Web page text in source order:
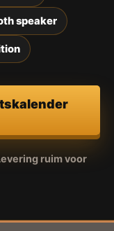
speaker
ruim voor